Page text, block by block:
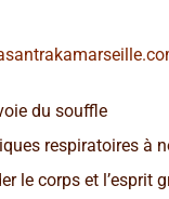
du souffle
respiratoires à
le corps et l’esprit